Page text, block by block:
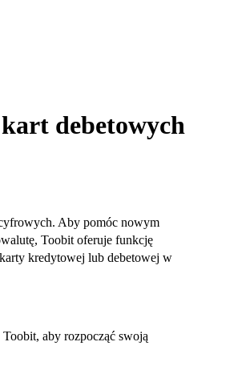
debetowych
Aby pomóc nowym
Toobit oferuje funkcję
kredytowej lub debetowej w
aby rozpocząć swoją